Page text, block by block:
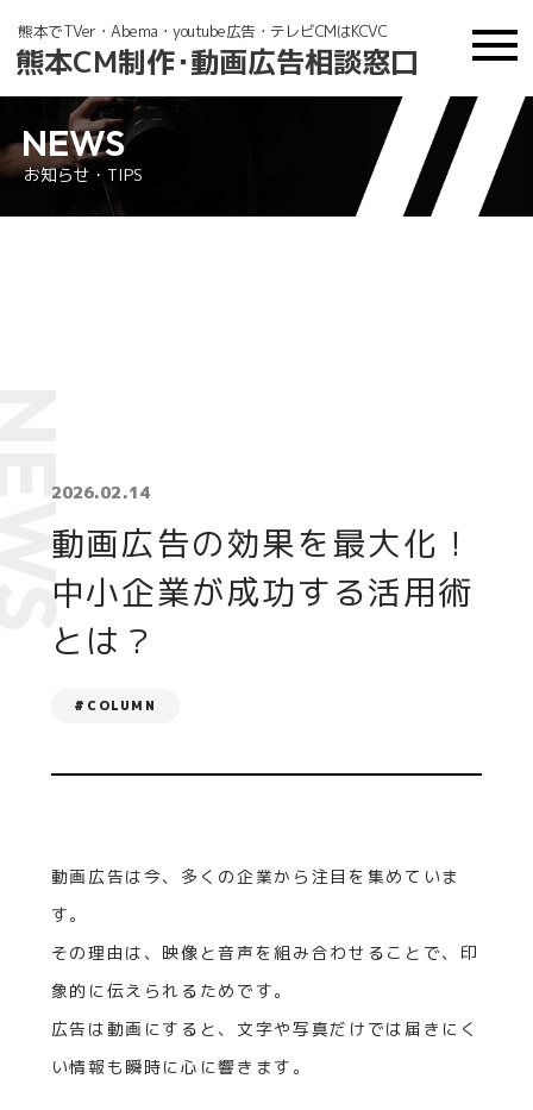
熊本CM制作・動画広告相談窓口
熊本でTVer・Abema・youtube広告・テレビCMはKCVC
NEWS
お知らせ・TIPS
2026.02.14
動画広告の効果を最大化！
中小企業が成功する活用術
とは？
#COLUMN
動画広告は今、多くの企業から注目を集めていま
す。
その理由は、映像と音声を組み合わせることで、印
象的に伝えられるためです。
広告は動画にすると、文字や写真だけでは届きにく
い情報も瞬時に心に響きます。